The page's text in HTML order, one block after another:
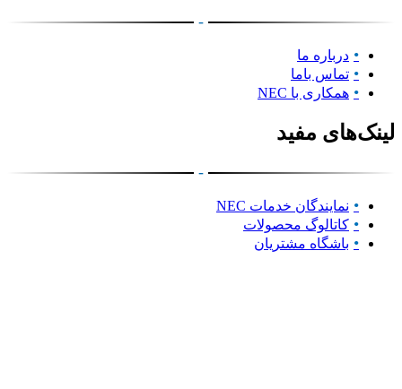
-
درباره ما
تماس باما
همکاری با NEC
لینک‌های مفید
-
نمایندگان خدمات NEC
کاتالوگ محصولات
باشگاه مشتریان